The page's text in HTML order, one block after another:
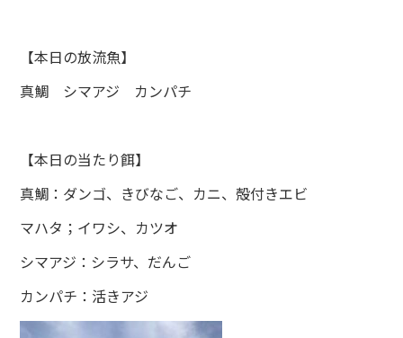
【本日の放流魚】
真鯛 シマアジ カンパチ
【本日の当たり餌】
真鯛：ダンゴ、きびなご、カニ、殻付きエビ
マハタ；イワシ、カツオ
シマアジ：シラサ、だんご
カンパチ：活きアジ